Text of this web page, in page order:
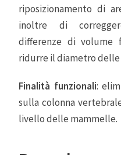
riposizionamento di
inoltre di
differenze di
ridurre il diametro delle
Finalità funzionali:
sulla colonna
livello delle mammelle.